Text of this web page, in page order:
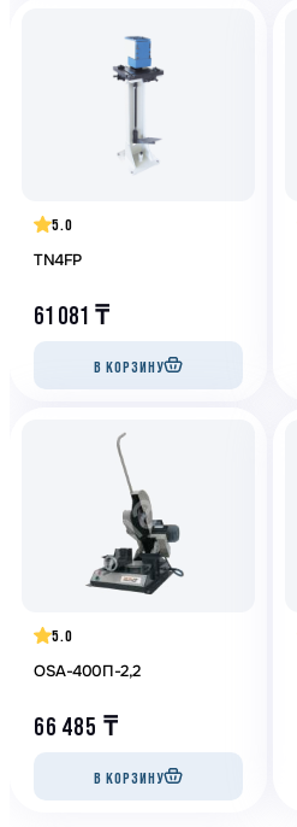
5.0
TN4FP
61 081 ₸
В КОРЗИНУ
5.0
OSA-400П-2,2
66 485 ₸
В КОРЗИНУ